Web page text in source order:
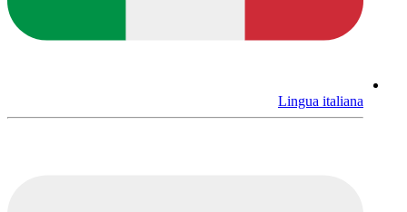
Lingua italiana